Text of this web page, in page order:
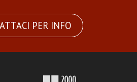
PER INFO